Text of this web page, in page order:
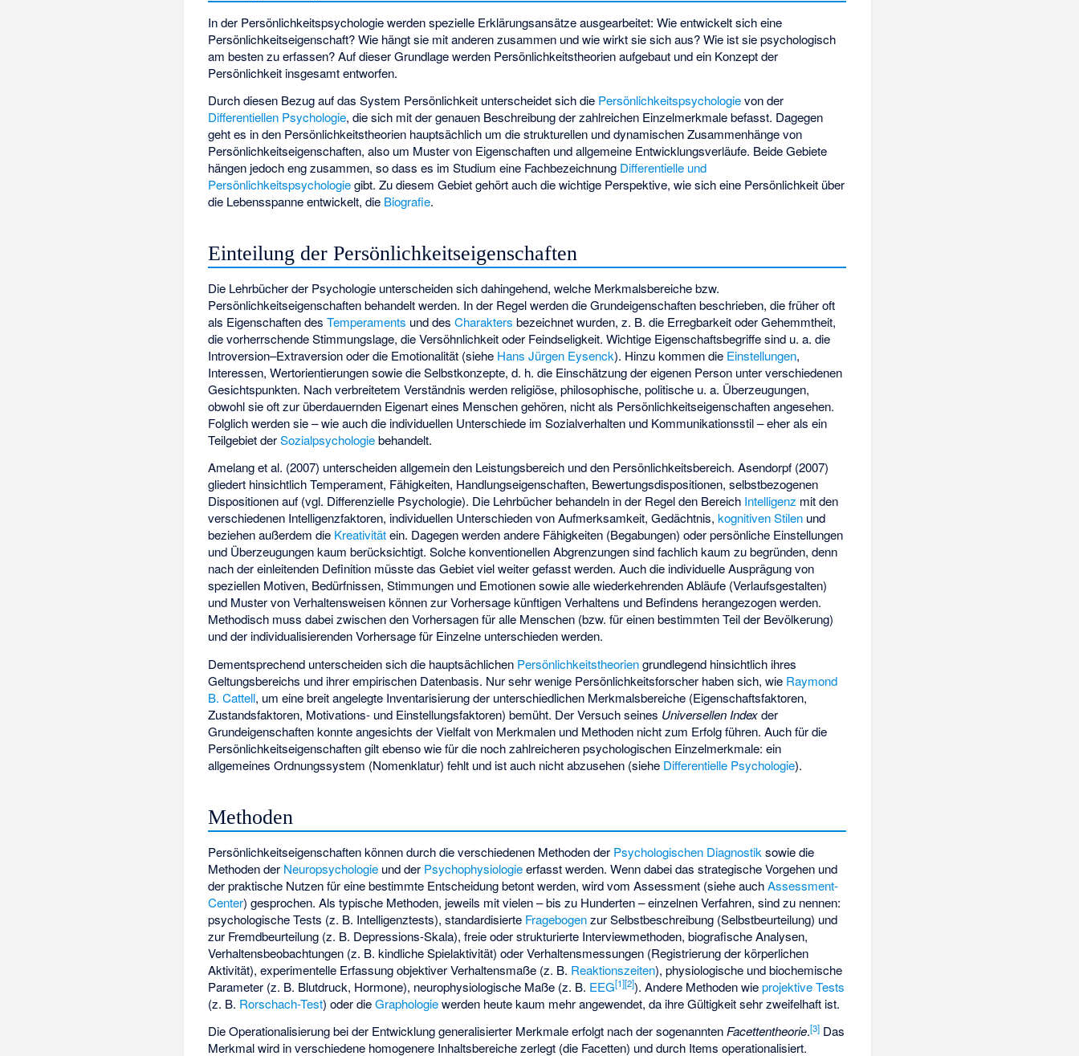
In der Persönlichkeitspsychologie werden spezielle Erklärungsansätze ausgearbeitet: Wie entwickelt sich eine
Persönlichkeitseigenschaft? Wie hängt sie mit anderen zusammen und wie wirkt sie sich aus? Wie ist sie psychologisch
am besten zu erfassen? Auf dieser Grundlage werden Persönlichkeitstheorien aufgebaut und ein Konzept der
Persönlichkeit insgesamt entworfen.
Durch diesen Bezug auf das System Persönlichkeit unterscheidet sich die Persönlichkeitspsychologievon der
Differentiellen Psychologie, die sich mit der genauen Beschreibung der zahlreichen Einzelmerkmale befasst. Dagegen
geht es in den Persönlichkeitstheorien hauptsächlich um die strukturellen und dynamischen Zusammenhänge von
Persönlichkeitseigenschaften, also um Muster von Eigenschaften und allgemeine Entwicklungsverläufe. Beide Gebiete
hängen jedoch eng zusammen, so dass es im Studium eine Fachbezeichnung Differentielle und
Persönlichkeitspsychologiegibt. Zu diesem Gebiet gehört auch die wichtige Perspektive, wie sich eine Persönlichkeit über
die Lebensspanne entwickelt, die Biografie.
Einteilung der Persönlichkeitseigenschaften
Die Lehrbücher der Psychologie unterscheiden sich dahingehend, welche Merkmalsbereiche bzw.
Persönlichkeitseigenschaften behandelt werden. In der Regel werden die Grundeigenschaften beschrieben, die früher oft
als Eigenschaften desTemperaments und desCharakters bezeichnet wurden, z. B. die Erregbarkeit oder Gehemmtheit,
die vorherrschende Stimmungslage, die Versöhnlichkeit oder Feindseligkeit. Wichtige Eigenschaftsbegriffe sind u. a. die
Introversion–Extraversion oder die Emotionalität (siehe Hans Jürgen Eysenck). Hinzu kommen die Einstellungen,
Interessen, Wertorientierungen sowie die Selbstkonzepte, d. h. die Einschätzung der eigenen Person unter verschiedenen
Gesichtspunkten. Nach verbreitetem Verständnis werden religiöse, philosophische, politische u. a. Überzeugungen,
obwohl sie oft zur überdauernden Eigenart eines Menschen gehören, nicht als Persönlichkeitseigenschaften angesehen.
Folglich werden sie – wie auch die individuellen Unterschiede im Sozialverhalten und Kommunikationsstil – eher als ein
Teilgebiet derSozialpsychologiebehandelt.
Amelang et al. (2007) unterscheiden allgemein den Leistungsbereich und den Persönlichkeitsbereich. Asendorpf (2007)
gliedert hinsichtlich Temperament, Fähigkeiten, Handlungseigenschaften, Bewertungsdispositionen, selbstbezogenen
Dispositionen auf (vgl. Differenzielle Psychologie). Die Lehrbücher behandeln in der Regel den Bereich Intelligenz mit den
verschiedenen Intelligenzfaktoren, individuellen Unterschieden von Aufmerksamkeit, Gedächtnis,kognitiven Stilen und
beziehen außerdem die Kreativitätein. Dagegen werden andere Fähigkeiten (Begabungen) oder persönliche Einstellungen
und Überzeugungen kaum berücksichtigt. Solche konventionellen Abgrenzungen sind fachlich kaum zu begründen, denn
nach der einleitenden Definition müsste das Gebiet viel weiter gefasst werden. Auch die individuelle Ausprägung von
speziellen Motiven, Bedürfnissen, Stimmungen und Emotionen sowie alle wiederkehrenden Abläufe (Verlaufsgestalten)
und Muster von Verhaltensweisen können zur Vorhersage künftigen Verhaltens und Befindens herangezogen werden.
Methodisch muss dabei zwischen den Vorhersagen für alle Menschen (bzw. für einen bestimmten Teil der Bevölkerung)
und der individualisierenden Vorhersage für Einzelne unterschieden werden.
Dementsprechend unterscheiden sich die hauptsächlichen Persönlichkeitstheoriengrundlegend hinsichtlich ihres
Geltungsbereichs und ihrer empirischen Datenbasis. Nur sehr wenige Persönlichkeitsforscher haben sich, wie Raymond
B. Cattell, um eine breit angelegte Inventarisierung der unterschiedlichen Merkmalsbereiche (Eigenschaftsfaktoren,
Zustandsfaktoren, Motivations- und Einstellungsfaktoren) bemüht. Der Versuch seines Universellen Indexder
Grundeigenschaften konnte angesichts der Vielfalt von Merkmalen und Methoden nicht zum Erfolg führen. Auch für die
Persönlichkeitseigenschaften gilt ebenso wie für die noch zahlreicheren psychologischen Einzelmerkmale: ein
allgemeines Ordnungssystem (Nomenklatur) fehlt und ist auch nicht abzusehen (siehe Differentielle Psychologie).
Methoden
Persönlichkeitseigenschaften können durch die verschiedenen Methoden der Psychologischen Diagnostik sowie die
Methoden der Neuropsychologie und der Psychophysiologieerfasst werden. Wenn dabei das strategische Vorgehen und
der praktische Nutzen für eine bestimmte Entscheidung betont werden, wird vom Assessment (siehe auchAssessment-
Center) gesprochen. Als typische Methoden, jeweils mit vielen – bis zu Hunderten – einzelnen Verfahren, sind zu nennen:
psychologische Tests (z. B. Intelligenztests), standardisierte Fragebogenzur Selbstbeschreibung (Selbstbeurteilung) und
zur Fremdbeurteilung (z. B. Depressions-Skala), freie oder strukturierte Interviewmethoden, biografische Analysen,
Verhaltensbeobachtungen (z. B. kindliche Spielaktivität) oder Verhaltensmessungen (Registrierung der körperlichen
Aktivität), experimentelle Erfassung objektiver Verhaltensmaße (z. B. Reaktionszeiten), physiologische und biochemische
Parameter (z. B. Blutdruck, Hormone), neurophysiologische Maße (z. B. EEG[1][2]). Andere Methoden wieprojektive Tests
(z. B. Rorschach-Test) oder dieGraphologiewerden heute kaum mehr angewendet, da ihre Gültigkeit sehr zweifelhaft ist.
Die Operationalisierung bei der Entwicklung generalisierter Merkmale erfolgt nach der sogenannten Facettentheorie.[3] Das
Merkmal wird in verschiedene homogenere Inhaltsbereiche zerlegt (die Facetten) und durch Items operationalisiert.